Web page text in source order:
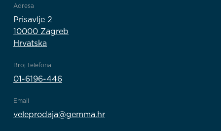
Adresa
Prisavlje 2
10000 Zagreb
Hrvatska
Broj telefona
01-6196-446
Email
veleprodaja@gemma.hr